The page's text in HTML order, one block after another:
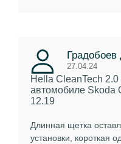
Градобоев
27.04.24
Hella CleanTech
автомобиле Skoda
12.19
Длинная щетка
установки, короткая